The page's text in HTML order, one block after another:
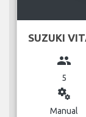
SUZUKI
group
5
miscellaneous_services
Manual